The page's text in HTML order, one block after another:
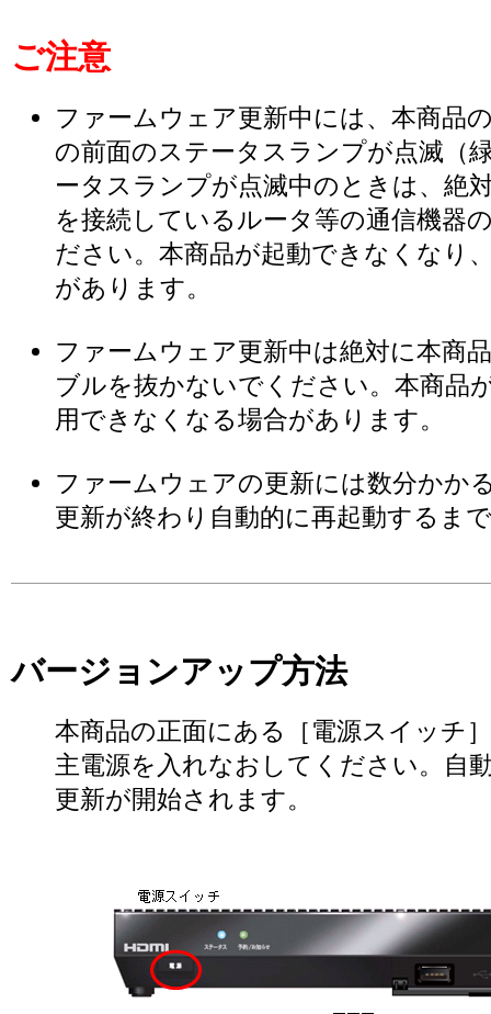
ご注意
ファームウェア更新中には、本商品
の前面のステータスランプが点滅（
ータスランプが点滅中のときは、絶
を接続しているルータ等の通信機器
ださい。本商品が起動できなくなり
があります。
ファームウェア更新中は絶対に本商
ブルを抜かないでください。本商品
用できなくなる場合があります。
ファームウェアの更新には数分かか
更新が終わり自動的に再起動するま
バージョンアップ方法
本商品の正面にある［電源スイッチ
主電源を入れなおしてください。自
更新が開始されます。